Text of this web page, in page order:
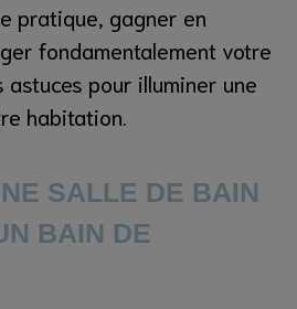
pratique, gagner en
fondamentalement votre
astuces pour illuminer une
habitation.
SALLE DE BAIN
BAIN DE